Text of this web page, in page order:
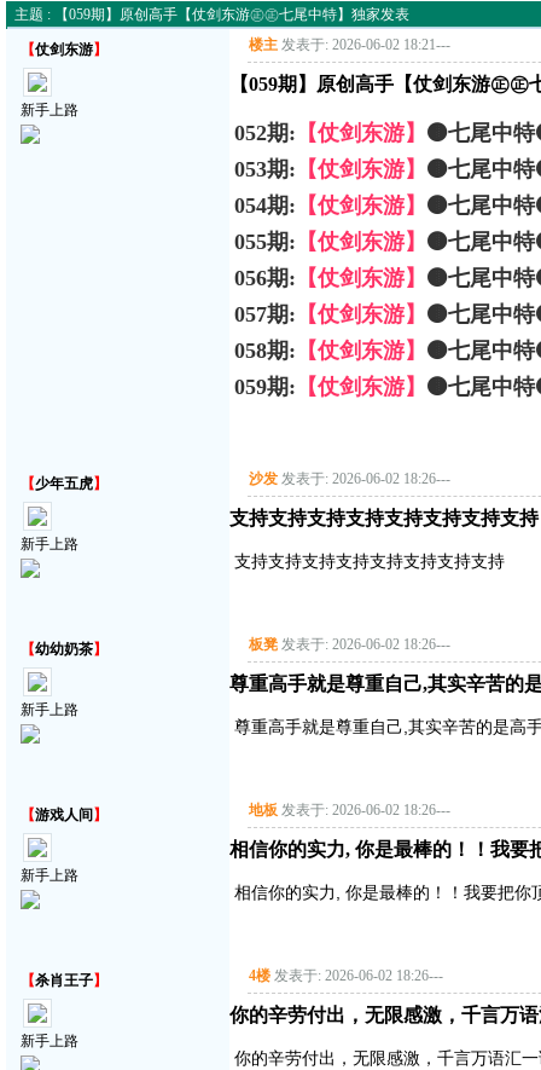
主题 : 【059期】原创高手【仗剑东游㊣㊣七尾中特】独家发表
【仗剑东游】
新手上路
楼主 发表于: 2026-06-02 18:21---
【059期】原创高手【仗剑东游㊣㊣
052期: 【仗剑东游】 🟤七尾中特
053期: 【仗剑东游】 🟤七尾中特
054期: 【仗剑东游】 🟤七尾中特
055期: 【仗剑东游】 🟤七尾中特
056期: 【仗剑东游】 🟤七尾中特
057期: 【仗剑东游】 🟤七尾中特
058期: 【仗剑东游】 🟤七尾中特
059期: 【仗剑东游】 🟤七尾中特
【少年五虎】
新手上路
沙发 发表于: 2026-06-02 18:26---
支持支持支持支持支持支持支持支持
支持支持支持支持支持支持支持支持
【幼幼奶茶】
新手上路
板凳 发表于: 2026-06-02 18:26---
尊重高手就是尊重自己,其实辛苦的
尊重高手就是尊重自己,其实辛苦的是高
【游戏人间 】
新手上路
地板 发表于: 2026-06-02 18:26---
相信你的实力, 你是最棒的！！我要
相信你的实力, 你是最棒的！！我要把你
【杀肖王子】
新手上路
4楼 发表于: 2026-06-02 18:26---
你的辛劳付出，无限感激，千言万
你的辛劳付出，无限感激，千言万语汇